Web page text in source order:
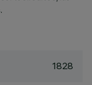
1828